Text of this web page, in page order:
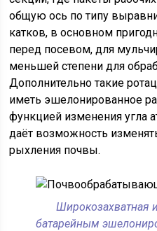
общую ось по типу
катков, в основном
перед посевом, для
меньшей степени для
Дополнительно такие
иметь эшелонированное
функцией изменения угла
даёт возможность
рыхления почвы.
Широкозахватная
батарейным